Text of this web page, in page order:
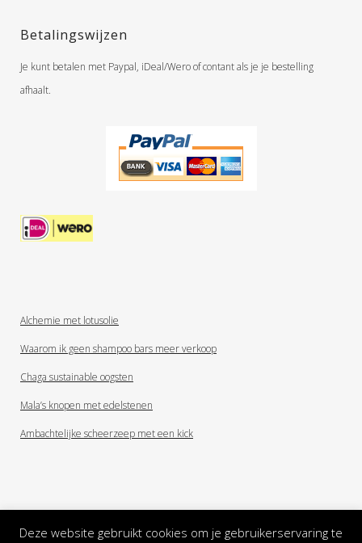
Betalingswijzen
Je kunt betalen met Paypal, iDeal/Wero of contant als je je bestelling
afhaalt.
Alchemie met lotusolie
Waarom ik geen shampoo bars meer verkoop
Chaga sustainable oogsten
Mala’s knopen met edelstenen
Ambachtelijke scheerzeep met een kick
Deze website gebruikt cookies om je gebruikerservaring te